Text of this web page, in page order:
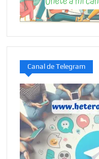
Canal de Telegram